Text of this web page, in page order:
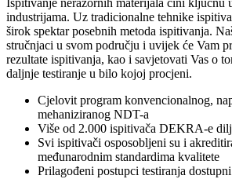
Ispitivanje nerazornih materijala čini ključnu
industrijama. Uz tradicionalne tehnike
širok spektar posebnih metoda ispitivanja.
stručnjaci u svom području i uvijek će Vam
rezultate ispitivanja, kao i savjetovati Vas o
daljnje testiranje u bilo kojoj procjeni.
Cjelovit program konvencionalnog,
mehaniziranog NDT-a
Više od 2.000 ispitivača DEKRA-e
Svi ispitivači osposobljeni su i
međunarodnim standardima kvalitete
Prilagođeni postupci testiranja